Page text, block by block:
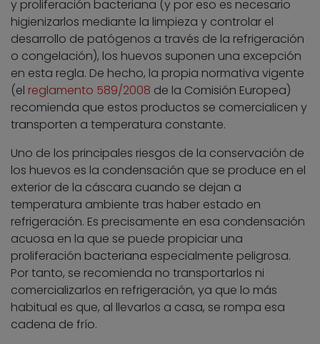
y proliferación bacteriana (y por eso es necesario
higienizarlos mediante la limpieza y controlar el
desarrollo de patógenos a través de la refrigeración
o congelación), los huevos suponen una excepción
en esta regla. De hecho, la propia normativa vigente
(el reglamento 589/2008 de la Comisión Europea)
recomienda que estos productos se comercialicen y
transporten a temperatura constante.
Uno de los principales riesgos de la conservación de
los huevos es la condensación que se produce en el
exterior de la cáscara cuando se dejan a
temperatura ambiente tras haber estado en
refrigeración. Es precisamente en esa condensación
acuosa en la que se puede propiciar una
proliferación bacteriana especialmente peligrosa.
Por tanto, se recomienda no transportarlos ni
comercializarlos en refrigeración, ya que lo más
habitual es que, al llevarlos a casa, se rompa esa
cadena de frío.